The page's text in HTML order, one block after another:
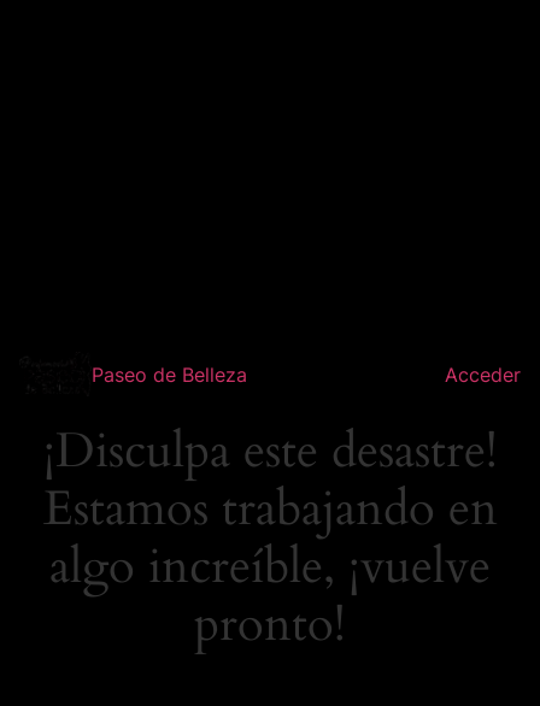
Paseo de Belleza Acceder
¡Disculpa este desastre!
Estamos trabajando en
algo increíble, ¡vuelve
pronto!